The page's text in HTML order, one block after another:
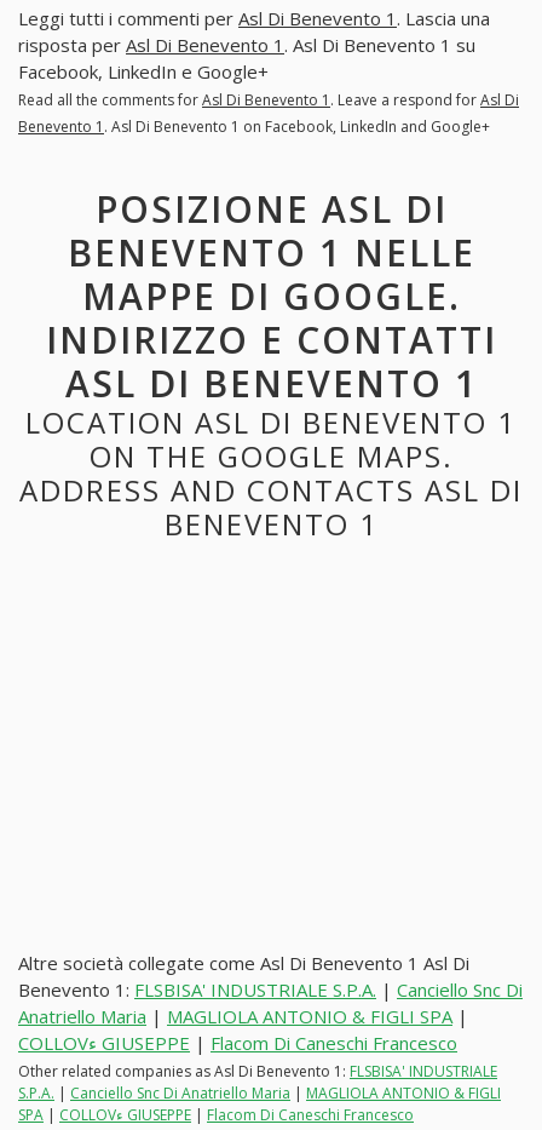
Leggi tutti i commenti per Asl Di Benevento 1 . Lascia una
risposta per Asl Di Benevento 1 . Asl Di Benevento 1 su
Facebook, LinkedIn e Google+
Read all the comments forAsl Di Benevento 1 . Leave a respond forAsl Di
Benevento 1 . Asl Di Benevento 1 on Facebook, LinkedIn and Google+
POSIZIONE ASL DI
BENEVENTO 1 NELLE
MAPPE DI GOOGLE.
INDIRIZZO E CONTATTI
ASL DI BENEVENTO 1
LOCATION ASL DI BENEVENTO 1
ON THE GOOGLE MAPS.
ADDRESS AND CONTACTS ASL DI
BENEVENTO 1
Altre società collegate come Asl Di Benevento 1 Asl Di
Benevento 1: FLSBISA' INDUSTRIALE S.P.A. | Canciello Snc Di
Anatriello Maria | MAGLIOLA ANTONIO & FIGLI SPA|
COLLOVء GIUSEPPE | Flacom Di Caneschi Francesco
Other related companies as Asl Di Benevento 1: FLSBISA' INDUSTRIALE
S.P.A. | Canciello Snc Di Anatriello Maria | MAGLIOLA ANTONIO & FIGLI
SPA | COLLOVء GIUSEPPE | Flacom Di Caneschi Francesco